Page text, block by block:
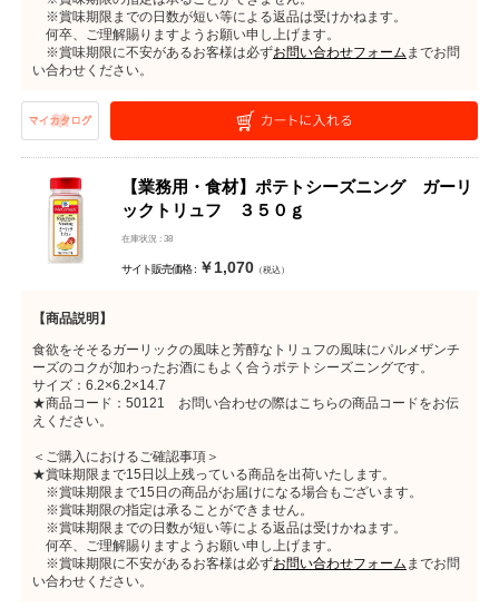
※賞味期限までの日数が短い等による返品は受けかねます。
何卒、ご理解賜りますようお願い申し上げます。
※賞味期限に不安があるお客様は必ずお問い合わせフォーム までお問
い合わせください。
【業務用・食材】ポテトシーズニング ガーリ
ックトリュフ ３５０ｇ
在庫状況 : 38
サイト販売価格 : ￥1,070（税込）
【商品説明】
食欲をそそるガーリックの風味と芳醇なトリュフの風味にパルメザンチ
ーズのコクが加わったお酒にもよく合うポテトシーズニングです。
サイズ：6.2×6.2×14.7
★商品コード：50121 お問い合わせの際はこちらの商品コードをお伝
えください。
＜ご購入におけるご確認事項＞
★賞味期限まで15日以上残っている商品を出荷いたします。
※賞味期限まで15日の商品がお届けになる場合もございます。
※賞味期限の指定は承ることができません。
※賞味期限までの日数が短い等による返品は受けかねます。
何卒、ご理解賜りますようお願い申し上げます。
※賞味期限に不安があるお客様は必ずお問い合わせフォーム までお問
い合わせください。